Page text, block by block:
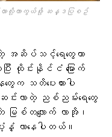
းလာလို့ကာကွယ်ဖို့ ဆန္ဒပြစဥ်
အဆိပ်သင့်ရေတွေဟာ
ြီး ထိုင်းနိုင်ငံ မြောက်
သတိပေးထားပါ
လာတဲ့ ညစ်ညမ်းရေတွေ
စ်တလျောက် လာအို၊
နှံ့ လာနေပါတယ်။